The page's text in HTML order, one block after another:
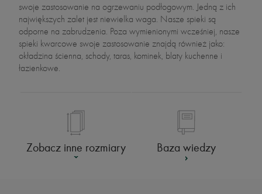
swoje zastosowanie na ogrzewaniu podłogowym. Jedną z ich
największych zalet jest niewielka waga. Nasze spieki są
odporne na zabrudzenia. Poza wymienionymi wcześniej, nasze
spieki kwarcowe swoje zastosowanie znajdą również jako:
okładzina ścienna, schody, taras, kominek, blaty kuchenne i
łazienkowe.
Zobacz inne rozmiary Baza wiedzy